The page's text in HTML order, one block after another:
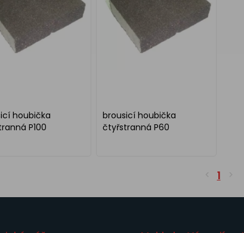
houbička
P100
brousicí houbička
čtyřstranná P60
1